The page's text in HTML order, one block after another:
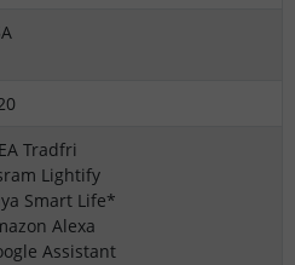
Tradfri
Lightify
Smart Life*
Alexa
Assistant